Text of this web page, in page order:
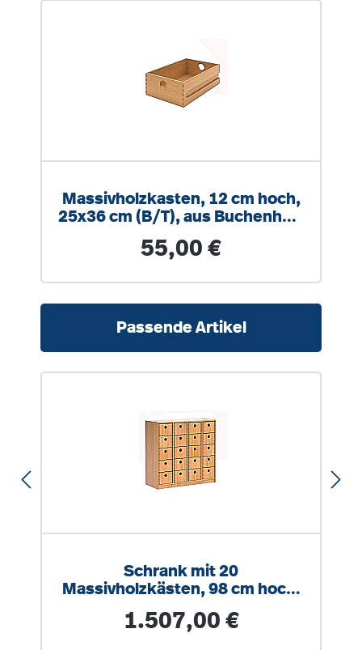
Massivholzkasten, 12 cm hoch,
25x36 cm (B/T), aus Buchenholz
Regulärer Preis:
55,00 €
Passende Artikel
Schrank mit 20
Massivholzkästen, 98 cm hoch,
Regulärer Preis:
1.507,00 €